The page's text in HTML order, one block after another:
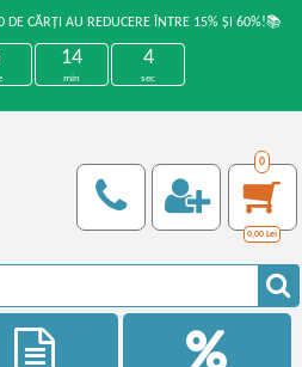
DE CĂRȚI AU REDUCERE ÎNTRE 15% ȘI 60%!📚
14
min
4
sec
0
0,00 Lei